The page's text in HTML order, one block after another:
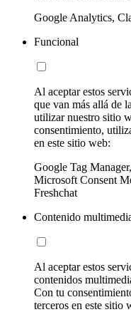
Google Analytics,
Funcional
Al aceptar estos
que van más allá de
utilizar nuestro sitio
consentimiento,
en este sitio web:
Google Tag
Microsoft Consent
Freshchat
Contenido
Al aceptar estos
contenidos
Con tu
terceros en este sitio